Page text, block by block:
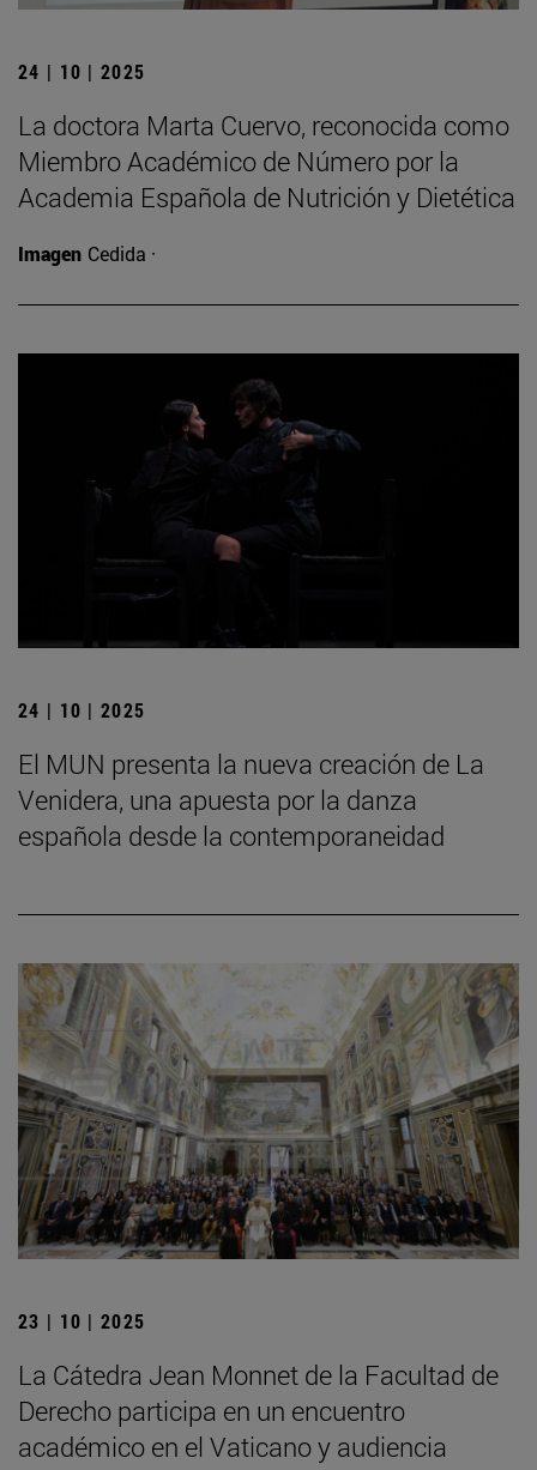
24 | 10 | 2025
La doctora Marta Cuervo, reconocida como
Miembro Académico de Número por la
Academia Española de Nutrición y Dietética
Imagen Cedida ·
24 | 10 | 2025
El MUN presenta la nueva creación de La
Venidera, una apuesta por la danza
española desde la contemporaneidad
23 | 10 | 2025
La Cátedra Jean Monnet de la Facultad de
Derecho participa en un encuentro
académico en el Vaticano y audiencia